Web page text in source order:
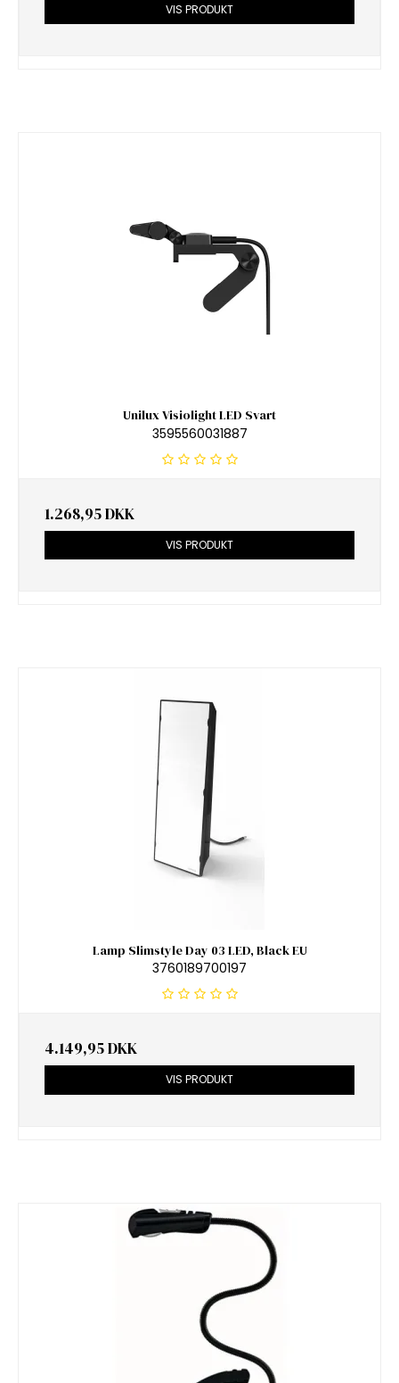
VIS PRODUKT
Unilux Visiolight LED Svart
3595560031887
1.268,95 DKK
VIS PRODUKT
Lamp Slimstyle Day 03 LED, Black EU
3760189700197
4.149,95 DKK
VIS PRODUKT